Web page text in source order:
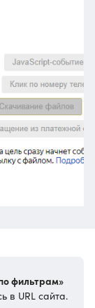
фильтрам»
в URL сайта.